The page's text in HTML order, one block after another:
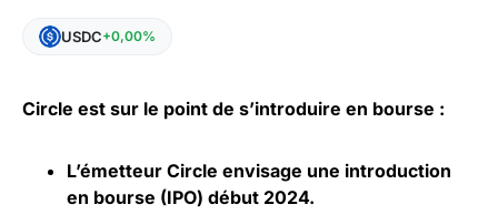
USDC+0,00%
Circle est sur le point de s’introduire en bourse :
L’émetteur Circle envisage une introduction
en bourse (IPO) début 2024.